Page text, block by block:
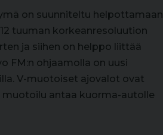
on suunniteltu helpottamaan
tuuman korkeanresoluution
ja siihen on helppo liittää
FM:n ohjaamolla on uusi
V-muotoiset ajovalot ovat
antaa kuorma-autolle